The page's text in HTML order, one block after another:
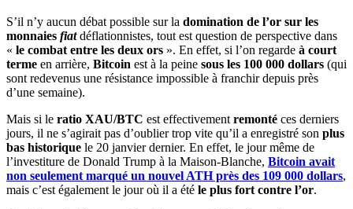
S’il n’y aucun débat possible sur la domination de l’or sur les
monnaies fiatdéflationnistes, tout est question de perspective dans
« le combat entre les deux ors ». En effet, si l’on regarde à court
terme en arrière, Bitcoin est à la peine sous les 100 000 dollars (qui
sont redevenus une résistance impossible à franchir depuis près
d’une semaine).
Mais si le ratio XAU/BTC est effectivementremonté ces derniers
jours, il ne s’agirait pas d’oublier trop vite qu’il a enregistré son plus
bas historique le 20 janvier dernier. En effet, le jour même de
l’investiture de Donald Trump à la Maison-Blanche, Bitcoin avait
non seulement marqué un nouvel ATH près des 109 000 dollars,
mais c’est également le jour où il a été le plus fort contre l’or.